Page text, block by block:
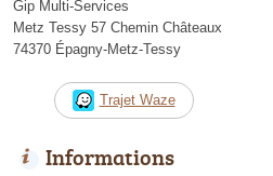
Gip Multi-Services
Metz Tessy 57 Chemin Châteaux
74370 Épagny-Metz-Tessy
Trajet Waze
Informations